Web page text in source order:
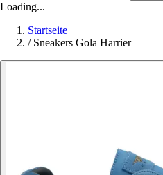
Loading...
Startseite
/ Sneakers Gola Harrier